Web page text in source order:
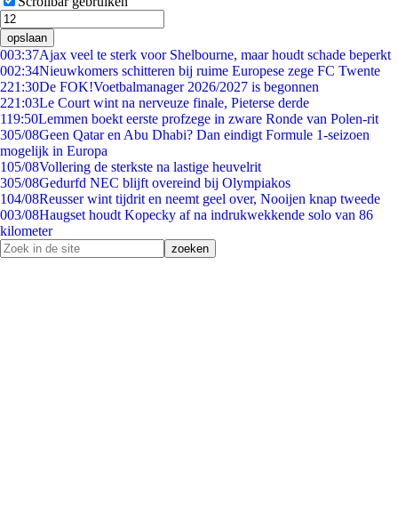
opslaan
003:37Ajax veel te sterk voor Shelbourne, maar houdt schade beperkt
002:34Nieuwkomers schitteren bij ruime Europese zege FC Twente
221:30De FOK!Voetbalmanager 2026/2027 is begonnen
221:03Le Court wint na nerveuze finale, Pieterse derde
119:50Lemmen boekt eerste profzege in zware Ronde van Polen-rit
305/08Geen Qatar en Abu Dhabi? Dan eindigt Formule 1-seizoen
mogelijk in Europa
105/08Vollering de sterkste na lastige heuvelrit
305/08Gedurfd NEC blijft overeind bij Olympiakos
104/08Reusser wint tijdrit en neemt geel over, Nooijen knap tweede
003/08Haugset houdt Kopecky af na indrukwekkende solo van 86
kilometer